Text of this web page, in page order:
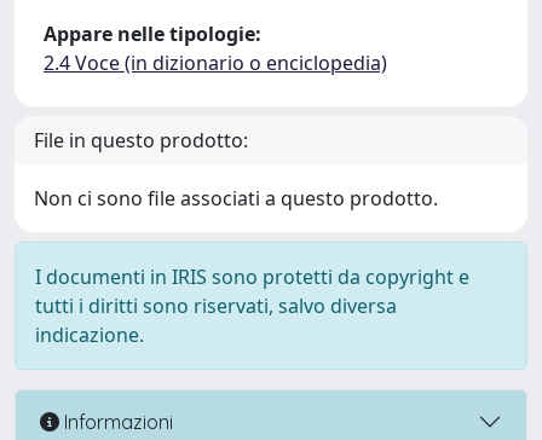
Appare nelle tipologie:
2.4 Voce (in dizionario o enciclopedia)
File in questo prodotto:
Non ci sono file associati a questo prodotto.
I documenti in IRIS sono protetti da copyright e
tutti i diritti sono riservati, salvo diversa
indicazione.
Informazioni